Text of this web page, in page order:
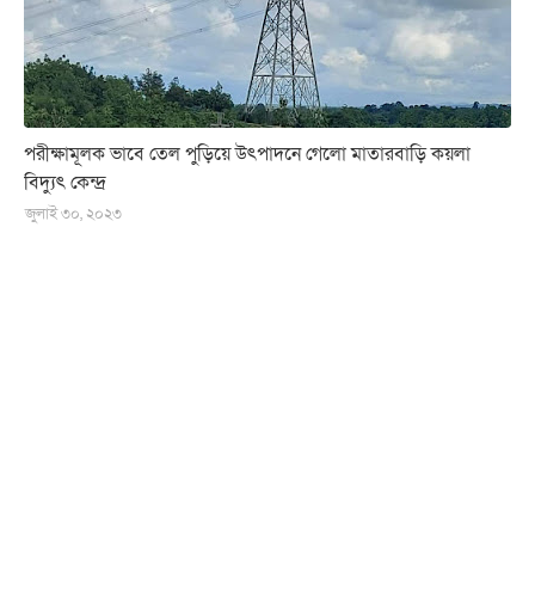
পরীক্ষামূলক ভাবে তেল পুড়িয়ে উৎপাদনে গেলো মাতারবাড়ি কয়লা
বিদ্যুৎ কেন্দ্র
জুলাই ৩০, ২০২৩